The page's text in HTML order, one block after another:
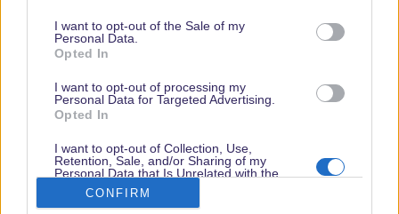
I want to opt-out of the Sale of my
Personal Data.
Opted In
I want to opt-out of processing my
Personal Data for Targeted Advertising.
Opted In
I want to opt-out of Collection, Use,
Retention, Sale, and/or Sharing of my
Personal Data that Is Unrelated with the
Purposes for which it was collected.
Opted Out
CONFIRM
Disneyland Paris & Walt Disney World und ist unabhängig von "The Walt
Disney Company", "EuroDisney S.C.A." oder deren Tochter- sowie
Partnerunternehmen.
* Affiliate-Links, ** Ausgewählte Anreisedaten, Hotels und Zimmerkategorien. Es
Impressum|Datenschutzerklärung